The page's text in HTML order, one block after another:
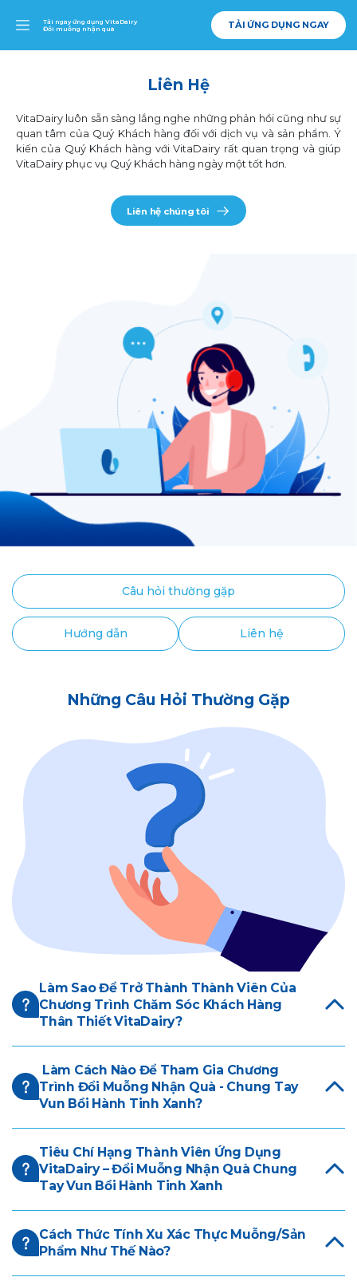
Tải ngay ứng dụng VitaDairy
Đổi muỗng nhận quà
TẢI ỨNG DỤNG NGAY
Liên Hệ
VitaDairy luôn sẵn sàng lắng nghe những phản hồi cũng như sự
quan tâm của Quý Khách hàng đối với dịch vụ và sản phẩm. Ý
kiến của Quý Khách hàng với VitaDairy rất quan trọng và giúp
VitaDairy phục vụ Quý Khách hàng ngày một tốt hơn.
Liên hệ chúng tôi
Câu hỏi thường gặp
Hướng dẫn Liên hệ
Những Câu Hỏi Thường Gặp
Làm Sao Để Trở Thành Thành Viên Của
Chương Trình Chăm Sóc Khách Hàng
Thân Thiết VitaDairy?
Làm Cách Nào Để Tham Gia Chương
Trình Đổi Muỗng Nhận Quà - Chung Tay
Vun Bồi Hành Tinh Xanh?
Tiêu Chí Hạng Thành Viên Ứng Dụng
VitaDairy – Đổi Muỗng Nhận Quà Chung
Tay Vun Bồi Hành Tinh Xanh
Cách Thức Tính Xu Xác Thực Muỗng/sản
Phẩm Như Thế Nào?